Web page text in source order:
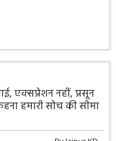
एक्सप्रेशन नहीं, प्रसून
हमारी सोच की सीमा